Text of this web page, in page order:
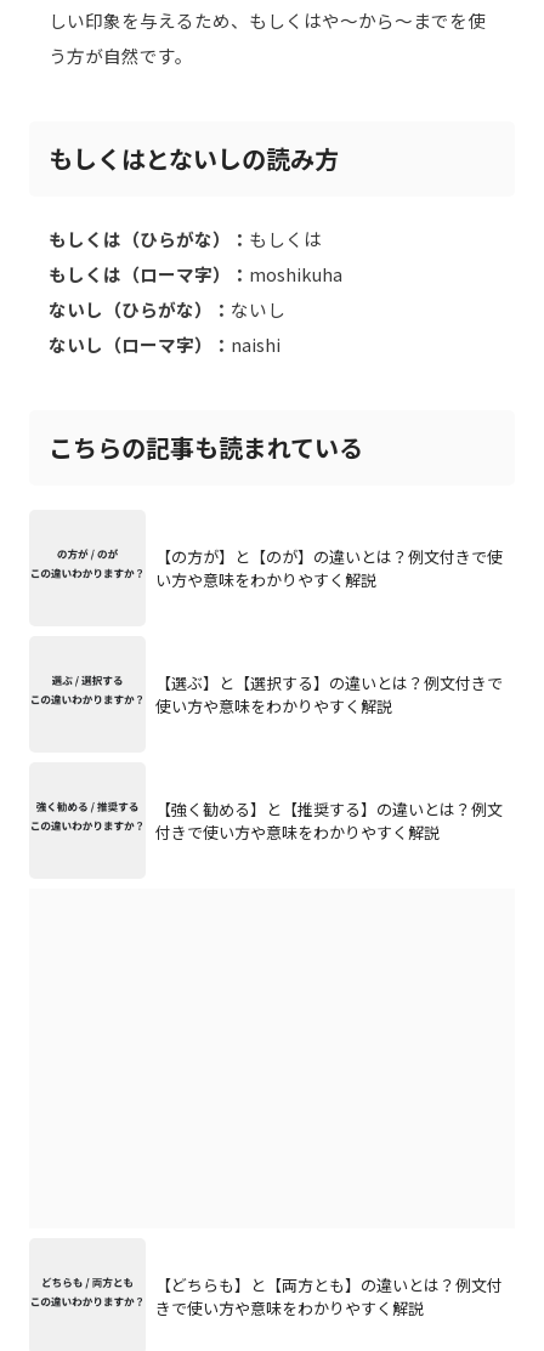
しい印象を与えるため、もしくはや～から～までを使
う方が自然です。
もしくはとないしの読み方
もしくは（ひらがな）： もしくは
もしくは（ローマ字）： moshikuha
ないし（ひらがな）： ないし
ないし（ローマ字）： naishi
こちらの記事も読まれている
【の方が】と【のが】の違いとは？例文付きで使
い方や意味をわかりやすく解説
【選ぶ】と【選択する】の違いとは？例文付きで
使い方や意味をわかりやすく解説
【強く勧める】と【推奨する】の違いとは？例文
付きで使い方や意味をわかりやすく解説
【どちらも】と【両方とも】の違いとは？例文付
きで使い方や意味をわかりやすく解説